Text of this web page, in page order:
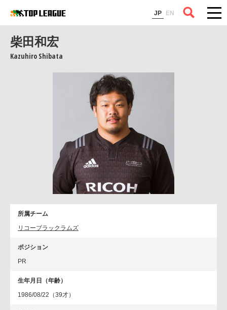
JP EN
コラム
柴田和宏
Kazuhiro Shibata
所属チーム
リコーブラックラムズ
ポジション
PR
生年月日（年齢）
1986/08/22（39才）